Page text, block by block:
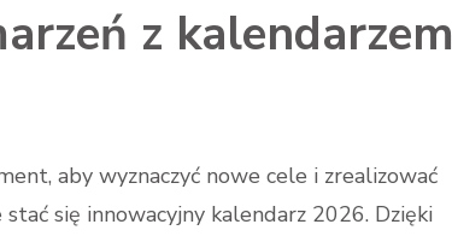
z kalendarzem
aby wyznaczyć nowe cele i zrealizować
się innowacyjny kalendarz 2026. Dzięki